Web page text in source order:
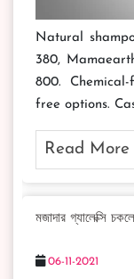
Natural
380,
800.
free options.
Read More
মজাদার গ্যালেক্সি
06-11-2021